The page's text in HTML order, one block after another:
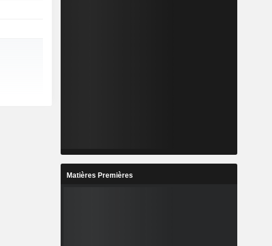
Matières Premières